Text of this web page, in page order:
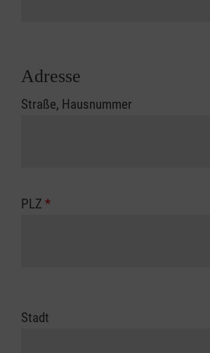
Adresse
Straße, Hausnummer
PLZ *
Stadt